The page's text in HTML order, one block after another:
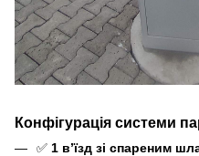
Конфігурація системи
✅ 1 в’їзд зі спареним